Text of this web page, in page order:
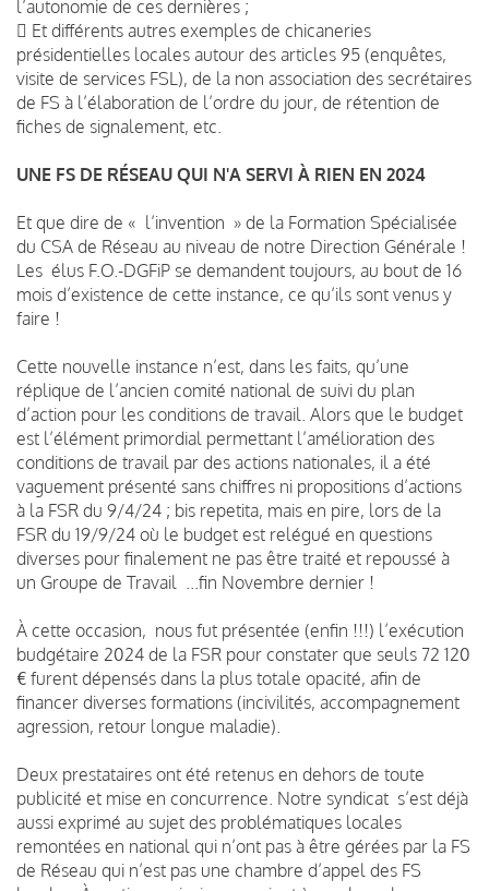
l’autonomie de ces dernières ;
 Et différents autres exemples de chicaneries
présidentielles locales autour des articles 95 (enquêtes,
visite de services FSL), de la non association des secrétaires
de FS à l’élaboration de l’ordre du jour, de rétention de
fiches de signalement, etc.
UNE FS DE RÉSEAU QUI N'A SERVI À RIEN EN 2024
Et que dire de « l’invention » de la Formation Spécialisée
du CSA de Réseau au niveau de notre Direction Générale !
Les élus F.O.-DGFiP se demandent toujours, au bout de 16
mois d’existence de cette instance, ce qu’ils sont venus y
faire !
Cette nouvelle instance n’est, dans les faits, qu’une
réplique de l’ancien comité national de suivi du plan
d’action pour les conditions de travail. Alors que le budget
est l’élément primordial permettant l’amélioration des
conditions de travail par des actions nationales, il a été
vaguement présenté sans chiffres ni propositions d’actions
à la FSR du 9/4/24 ; bis repetita, mais en pire, lors de la
FSR du 19/9/24 où le budget est relégué en questions
diverses pour finalement ne pas être traité et repoussé à
un Groupe de Travail ...fin Novembre dernier !
À cette occasion, nous fut présentée (enfin !!!) l’exécution
budgétaire 2024 de la FSR pour constater que seuls 72 120
€ furent dépensés dans la plus totale opacité, afin de
financer diverses formations (incivilités, accompagnement
agression, retour longue maladie).
Deux prestataires ont été retenus en dehors de toute
publicité et mise en concurrence. Notre syndicat s’est déjà
aussi exprimé au sujet des problématiques locales
remontées en national qui n’ont pas à être gérées par la FS
de Réseau qui n’est pas une chambre d’appel des FS